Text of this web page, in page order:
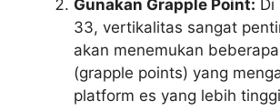
Gunakan Grapple Point: Di
33, vertikalitas sangat
akan menemukan
(grapple points) yang
platform es yang lebih